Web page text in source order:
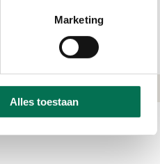
Marketing
Alles toestaan